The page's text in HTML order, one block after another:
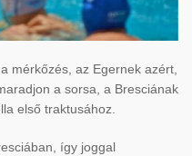
mérkőzés, az Egernek azért,
a sorsa, a Bresciának
első traktusához.
így joggal